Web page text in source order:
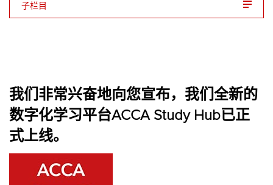
子栏目
我们非常兴奋地向您宣布，我们全新的
数字化学习平台ACCA Study Hub已正
式上线。